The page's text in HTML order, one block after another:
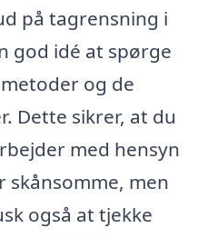
på tagrensning i
god idé at spørge
og de
Dette sikrer, at du
med hensyn
skånsomme, men
også at tjekke